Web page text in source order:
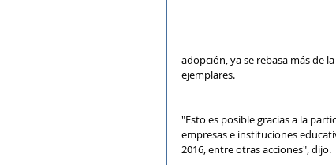
adopción, ya se rebasa más de
ejemplares.
"Esto es posible gracias a la
empresas e instituciones
2016, entre otras acciones", dijo.